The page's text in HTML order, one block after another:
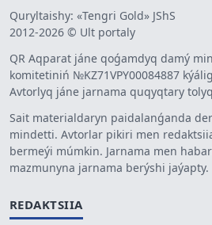
Quryltaishy: «Tengri Gold» JShS
2012-2026 © Ult portaly
QR Aqparat jáne qoǵamdyq damý
komitetiniń №KZ71VPY00084887
Avtorlyq jáne jarnama quqyqtary
Sait materialdaryn paidalanǵanda
mindetti. Avtorlar pikiri men
bermeýi múmkin. Jarnama men
mazmunyna jarnama berýshi jaýapty.
REDAKTSIIA